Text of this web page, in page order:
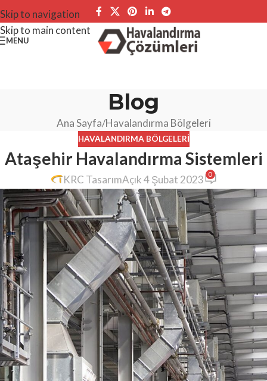
Skip to navigation
Skip to main content
MENU
Blog
Ana Sayfa Havalandırma Bölgeleri
HAVALANDIRMA BÖLGELERI
Ataşehir Havalandırma Sistemleri
KRC TasarımAçık 4 Şubat 2023 0